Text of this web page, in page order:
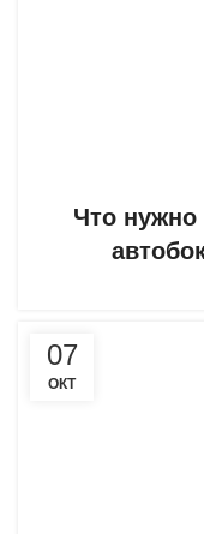
Что нужно
07
ОКТ